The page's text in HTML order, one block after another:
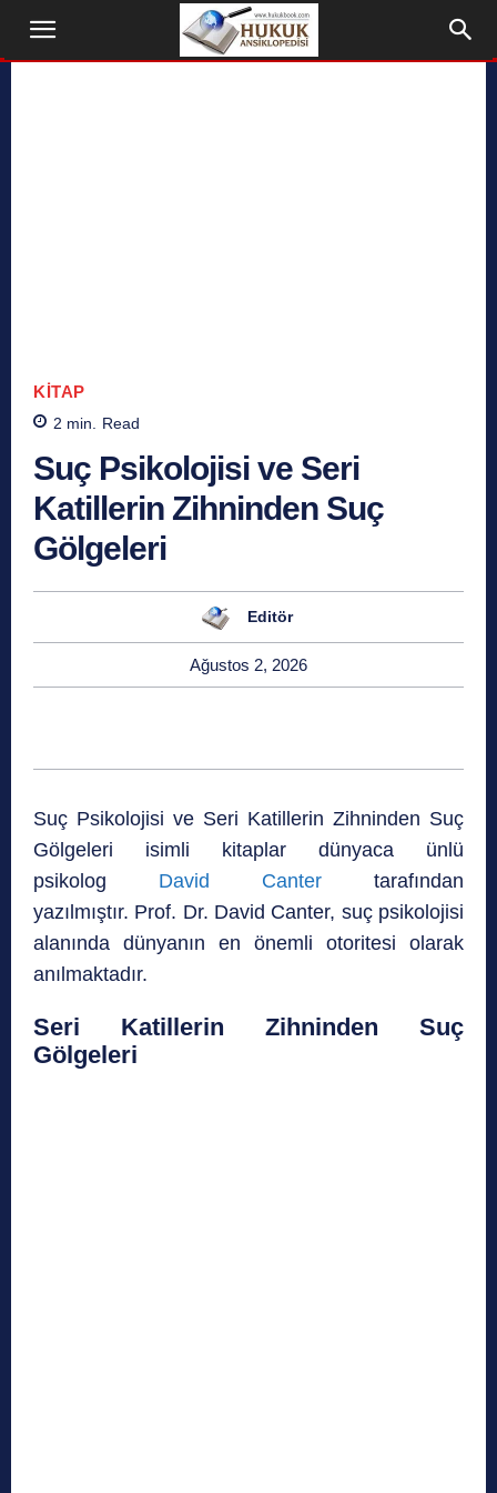
KITAP
2 min. Read
Suç Psikolojisi ve Seri
Katillerin Zihninden Suç
Gölgeleri
Editör
Ağustos 2, 2026
Suç Psikolojisi ve Seri Katillerin Zihninden Suç
Gölgeleri isimli kitaplar dünyaca ünlü
psikolog David Canter tarafından
yazılmıştır. Prof. Dr. David Canter, suç psikolojisi
alanında dünyanın en önemli otoritesi olarak
anılmaktadır.
Seri Katillerin Zihninden Suç
Gölgeleri